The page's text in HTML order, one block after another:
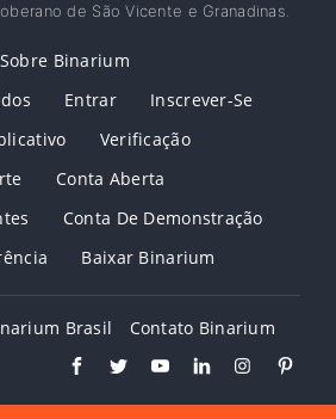
de São Vicente e Granadinas.
Sobre Binarium
Entrar
Inscrever-Se
Verificação
Conta Aberta
Conta De Demonstração
Baixar Binarium
Brasil Contato Binarium